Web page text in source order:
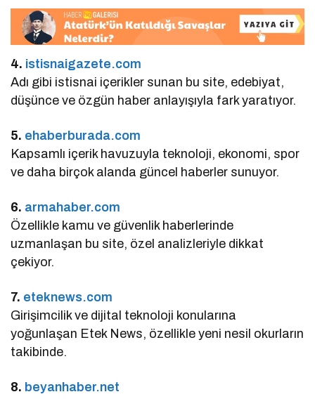
4. istisnaigazete.com
Adı gibi istisnai içerikler sunan bu site, edebiyat,
düşünce ve özgün haber anlayışıyla fark yaratıyor.
5. ehaberburada.com
Kapsamlı içerik havuzuyla teknoloji, ekonomi, spor
ve daha birçok alanda güncel haberler sunuyor.
6. armahaber.com
Özellikle kamu ve güvenlik haberlerinde
uzmanlaşan bu site, özel analizleriyle dikkat
çekiyor.
7. eteknews.com
Girişimcilik ve dijital teknoloji konularına
yoğunlaşan Etek News, özellikle yeni nesil okurların
takibinde.
8. beyanhaber.net